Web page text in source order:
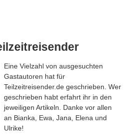
Eine Vielzahl von ausgesuchten
Gastautoren hat für
Teilzeitreisender.de geschrieben. Wer
geschrieben habt erfahrt ihr in den
jeweiligen Artikeln. Danke vor allen
an Bianka, Ewa, Jana, Elena und
Ulrike!